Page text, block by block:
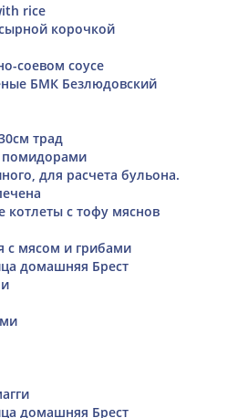
rice
корочкой
соевом соусе
БМК Безлюдовский
трад
помидорами
для расчета бульона.
с тофу мяснов
с мясом и грибами
домашняя Брест
домашняя Брест